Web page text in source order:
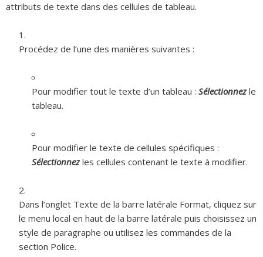
attributs de texte dans des cellules de tableau.
Procédez de l’une des manières suivantes :
Pour modifier tout le texte d’un tableau : Sélectionnezle
tableau.
Pour modifier le texte de cellules spécifiques :
Sélectionnezles cellules contenant le texte à modifier.
Dans l’onglet Texte de la barre latérale Format, cliquez sur
le menu local en haut de la barre latérale puis choisissez un
style de paragraphe ou utilisez les commandes de la
section Police.